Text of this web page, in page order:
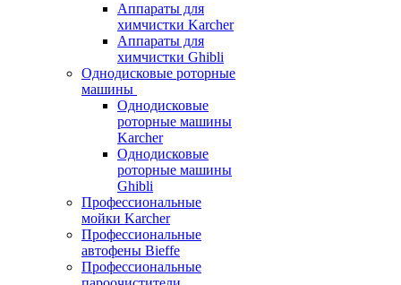
Аппараты для
химчистки Karcher
Аппараты для
химчистки Ghibli
Однодисковые роторные
машины
Однодисковые
роторные машины
Karcher
Однодисковые
роторные машины
Ghibli
Профессиональные
мойки Karcher
Профессиональные
автофены Bieffe
Профессиональные